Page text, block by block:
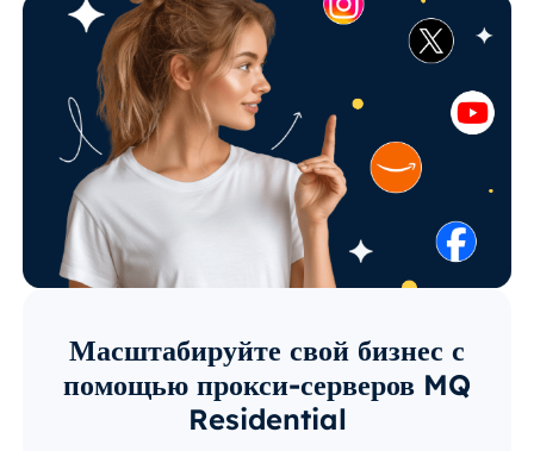
Масштабируйте свой бизнес с
помощью прокси-серверов MQ
Residential